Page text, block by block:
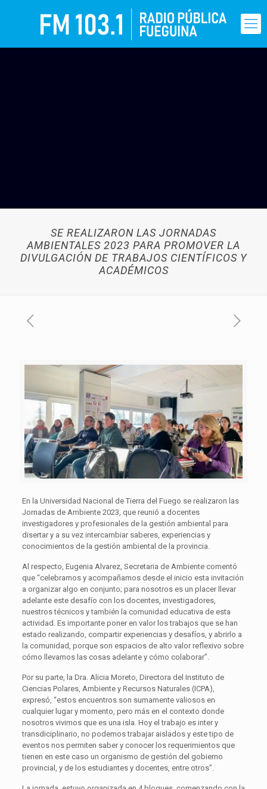
SE REALIZARON LAS JORNADAS
AMBIENTALES 2023 PARA PROMOVER LA
DIVULGACIÓN DE TRABAJOS CIENTÍFICOS Y
ACADÉMICOS
En la Universidad Nacional de Tierra del Fuego se realizaron las
Jornadas de Ambiente 2023, que reunió a docentes
investigadores y profesionales de la gestión ambiental para
disertar y a su vez intercambiar saberes, experiencias y
conocimientos de la gestión ambiental de la provincia.
Al respecto, Eugenia Alvarez, Secretaria de Ambiente comentó
que “celebramos y acompañamos desde el inicio esta invitación
a organizar algo en conjunto; para nosotros es un placer llevar
adelante este desafío con los docentes, investigadores,
nuestros técnicos y también la comunidad educativa de esta
actividad. Es importante poner en valor los trabajos que se han
estado realizando, compartir experiencias y desafíos, y abrirlo a
la comunidad, porque son espacios de alto valor reflexivo sobre
cómo llevamos las cosas adelante y cómo colaborar”.
Por su parte, la Dra. Alicia Moreto, Directora del Instituto de
Ciencias Polares, Ambiente y Recursos Naturales (ICPA),
expresó, “estos encuentros son sumamente valiosos en
cualquier lugar y momento, pero más en el contexto donde
nosotros vivimos que es una isla. Hoy el trabajo es inter y
transdiciplinario, no podemos trabajar aislados y este tipo de
eventos nos permiten saber y conocer los requerimientos que
tienen en este caso un organismo de gestión del gobierno
provincial, y de los estudiantes y docentes, entre otros”.